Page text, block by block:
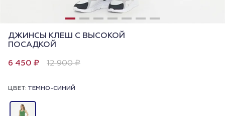
ДЖИНСЫ КЛЕШ С ВЫСОКОЙ
ПОСАДКОЙ
6 450 ₽ 12 900 ₽
ЦВЕТ: ТЕМНО-СИНИЙ